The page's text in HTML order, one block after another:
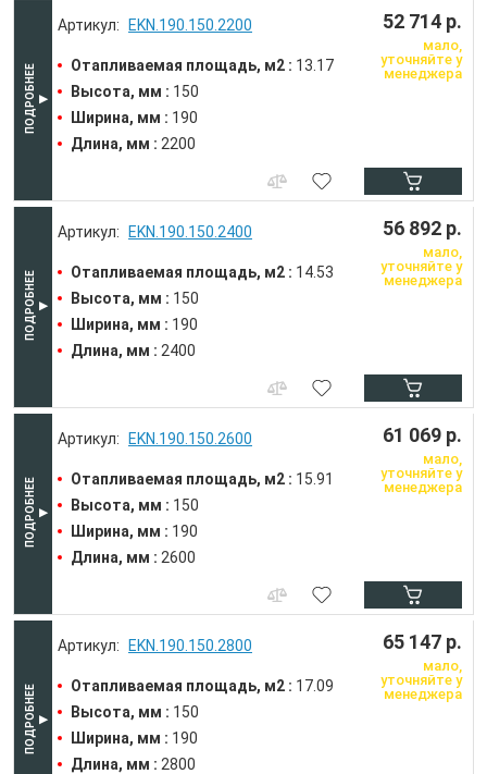
EKN.190.150.2200
Отапливаемая площадь, м2 : 13.17
Высота, мм : 150
Ширина, мм : 190
Длина, мм : 2200
52 714 р.
мало,
уточняйте у
менеджера
EKN.190.150.2400
Отапливаемая площадь, м2 : 14.53
Высота, мм : 150
Ширина, мм : 190
Длина, мм : 2400
56 892 р.
мало,
уточняйте у
менеджера
EKN.190.150.2600
Отапливаемая площадь, м2 : 15.91
Высота, мм : 150
Ширина, мм : 190
Длина, мм : 2600
61 069 р.
мало,
уточняйте у
менеджера
EKN.190.150.2800
Отапливаемая площадь, м2 : 17.09
Высота, мм : 150
Ширина, мм : 190
Длина, мм : 2800
65 147 р.
мало,
уточняйте у
менеджера